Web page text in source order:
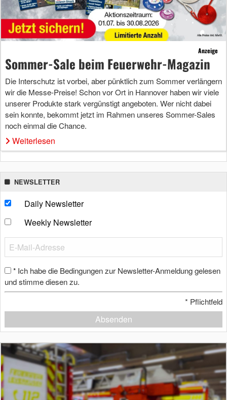
Anzeige
Sommer-Sale beim Feuerwehr-Magazin
Die Interschutz ist vorbei, aber pünktlich zum Sommer verlängern
wir die Messe-Preise! Schon vor Ort in Hannover haben wir viele
unserer Produkte stark vergünstigt angeboten. Wer nicht dabei
sein konnte, bekommt jetzt im Rahmen unseres Sommer-Sales
noch einmal die Chance.
Weiterlesen
NEWSLETTER
Daily Newsletter
Weekly Newsletter
* Ich habe die Bedingungen zur Newsletter-Anmeldung gelesen
und stimme diesen zu.
* Pflichtfeld
Absenden